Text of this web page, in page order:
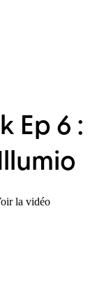
Ep 6 :
la vidéo